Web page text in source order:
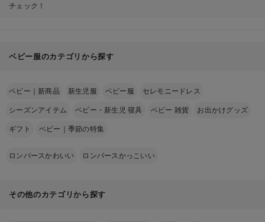
チェック！
ベビー服のカテゴリから探す
ベビー｜新商品 新生児服 ベビー服 セレモニードレス
シーズンアイテム ベビー・新生児 寝具 ベビー 雑貨 お出かけグッズ
ギフト ベビー｜季節の特集
ロンパースかわいい ロンパースかっこいい
その他のカテゴリから探す